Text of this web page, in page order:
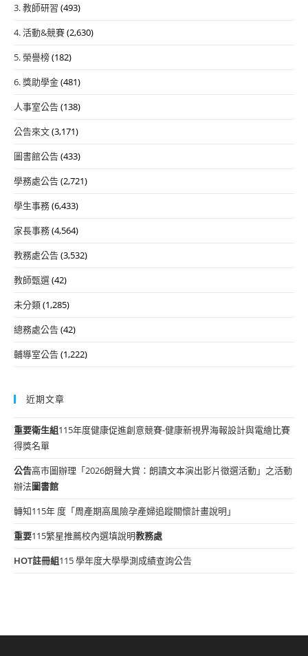
3. 教師研習 (493)
4. 活動&競賽(2,630)
5. 榮譽榜(182)
6. 獎助學金(481)
人事室公告(138)
公告來文(3,171)
圖書館公告(433)
學務處公告(2,721)
學生事務(6,433)
家長事務(4,564)
教務處公告(3,532)
教師甄選(42)
未分類(1,285)
總務處公告(42)
輔導室公告(1,222)
近期文章
重要衛生組115年度健康促進創意競賽-健康新視界海報設計與電繪比賽
得獎名單
公告高市圖辦理「2026朗聲大賞：朗讀文本演出影片徵選活動」之活動
辦法圖書館
轉知115年 度「周產期高風險孕產婦追蹤關懷計畫說明」
重要115繁星推薦校內選填說明教務處
HOT註冊組115 學年度大學學測成績查詢公告